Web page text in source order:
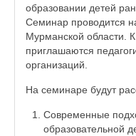
образовании детей
Семинар проводится
Мурманской области.
приглашаются
организаций.
На семинаре будут
Современные
образовательной